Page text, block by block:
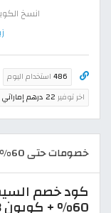
انسخ
486 استخدام اليوم
اخر توفير 22 درهم إماراتي
خصومات حتى 60% + كوبون 3%
60% + كوبون 3% إضافي